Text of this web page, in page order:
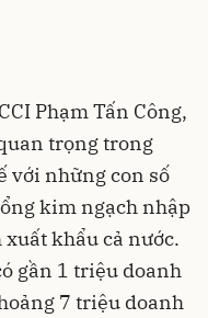
Phạm Tấn Công,
trọng trong
với những con số
kim ngạch nhập
khẩu cả nước.
gần 1 triệu doanh
7 triệu doanh